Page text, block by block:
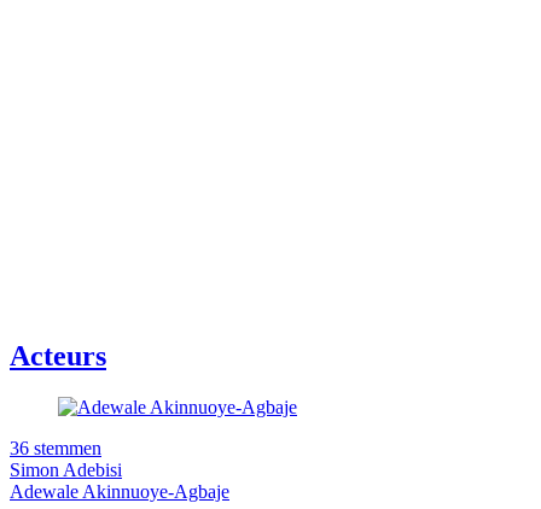
Acteurs
36 stemmen
Simon Adebisi
Adewale Akinnuoye-Agbaje